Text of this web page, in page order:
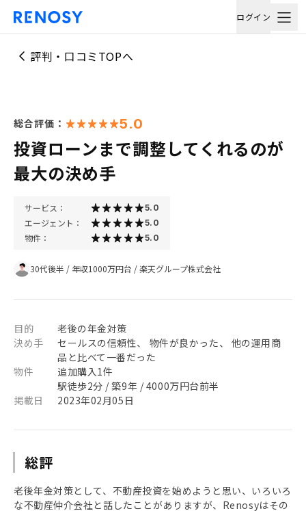
ログイン
評判・口コミTOPへ
総合評価： 5.0
投資ローンまで調整してくれるのが
最大の決め手
サービス： 5.0
エージェント： 5.0
物件： 5.0
30代後半 / 年収1000万円台 /楽天グループ株式会社
目的
老後の年金対策
決め手
セールスの信頼性、 物件が良かった、 他の運用商
品と比べて一番だった
物件
追加購入1件
駅徒歩2分 / 築9年 / 4000万円台前半
掲載日
2023年02月05日
総評
老後年金対策として、不動産投資を始めようと思い、いろいろ
な不動産仲介会社と話したことがありますが、Renosyはその